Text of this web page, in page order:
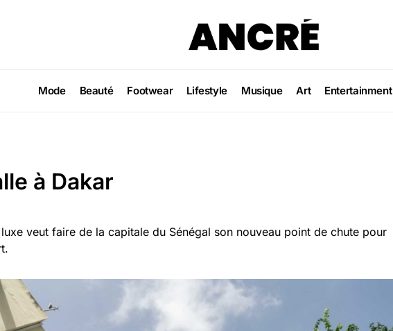
Mode Beauté Footwear Lifestyle Musique Art Entertainment
à Dakar
veut faire de la capitale du Sénégal son nouveau point de chute pour